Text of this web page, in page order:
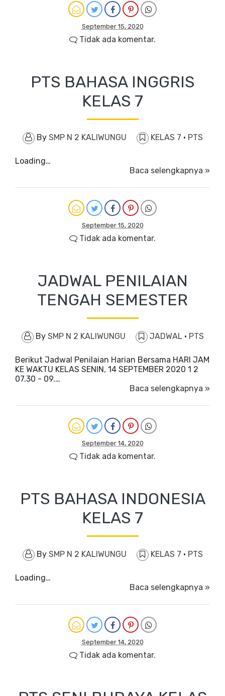
September 15, 2020
Tidak ada komentar.
PTS BAHASA INGGRIS
KELAS 7
By SMP N 2 KALIWUNGU KELAS 7 · PTS
Loading…
Baca selengkapnya »
September 15, 2020
Tidak ada komentar.
JADWAL PENILAIAN
TENGAH SEMESTER
By SMP N 2 KALIWUNGU JADWAL · PTS
Berikut Jadwal Penilaian Harian Bersama HARI JAM
KE WAKTU KELAS SENIN, 14 SEPTEMBER 2020 1 2
07.30 - 09.…
Baca selengkapnya »
September 14, 2020
Tidak ada komentar.
PTS BAHASA INDONESIA
KELAS 7
By SMP N 2 KALIWUNGU KELAS 7 · PTS
Loading…
Baca selengkapnya »
September 14, 2020
Tidak ada komentar.